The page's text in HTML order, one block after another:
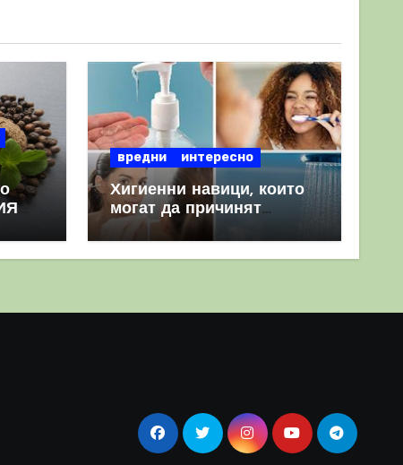
вредни интересно
Хигиенни навици, които
могат да причинят
повече вреда, отколкото
полза